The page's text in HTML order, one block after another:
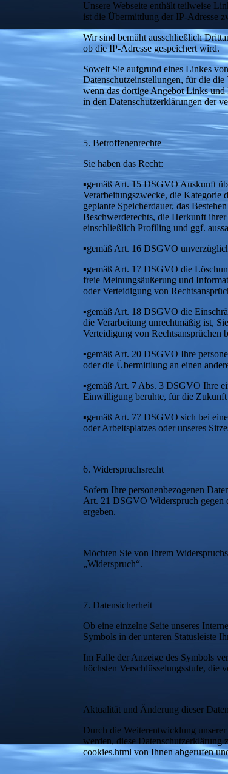
Unsere Webseite enthält teilweise
ist die Übermittlung der IP-Adresse
Wir sind bemüht ausschließlich
ob die IP-Adresse gespeichert wird.
Soweit Sie aufgrund eines Linkes
Datenschutzeinstellungen, für die
wenn das dortige Angebot Links
in den Datenschutzerklärungen der
5. Betroffenenrechte
Sie haben das Recht:
▪gemäß Art. 15 DSGVO Auskunft
Verarbeitungszwecke, die Kategorie
geplante Speicherdauer, das
Beschwerderechts, die Herkunft
einschließlich Profiling und ggf.
▪gemäß Art. 16 DSGVO
▪gemäß Art. 17 DSGVO die
freie Meinungsäußerung und
oder Verteidigung von
▪gemäß Art. 18 DSGVO die
die Verarbeitung unrechtmäßig ist,
Verteidigung von Rechtsansprüchen
▪gemäß Art. 20 DSGVO Ihre
oder die Übermittlung an einen
▪gemäß Art. 7 Abs. 3 DSGVO Ihre
Einwilligung beruhte, für die
▪gemäß Art. 77 DSGVO sich bei
oder Arbeitsplatzes oder unseres
6. Widerspruchsrecht
Sofern Ihre personenbezogenen
Art. 21 DSGVO Widerspruch gegen
ergeben.
Möchten Sie von Ihrem
„Widerspruch“.
7. Datensicherheit
Ob eine einzelne Seite unseres
Symbols in der unteren Statusleiste
Im Falle der Anzeige des Symbols
höchsten Verschlüsselungsstufe, die
Aktualität und Änderung dieser
Durch die Weiterentwicklung
werden, diese Datenschutzerklärung
cookies.html von Ihnen abgerufen